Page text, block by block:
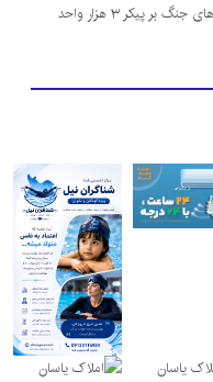
از سنگر دفاع تا میدان سازندگی؛ ترمیم زخم‌های جنگ بر پیکر ۳ هزار واحد